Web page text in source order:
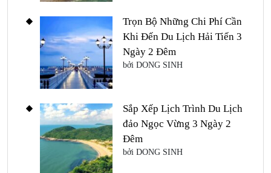
Trọn Bộ Những Chi Phí Cần
Khi Đến Du Lịch Hải Tiến 3
Ngày 2 Đêm
bởi DONG SINH
Sắp Xếp Lịch Trình Du Lịch
đảo Ngọc Vừng 3 Ngày 2
Đêm
bởi DONG SINH